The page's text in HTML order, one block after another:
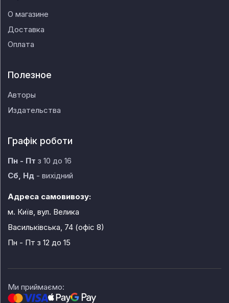
О магазине
Доставка
Оплата
Полезное
Авторы
Издательства
Графік роботи
Пн - Пт з 10 до 16
Сб, Нд - вихідний
Адреса самовивозу:
м. Київ, вул. Велика
Васильківська, 74 (офіс 8)
Пн - Пт з 12 до 15
Ми приймаємо: